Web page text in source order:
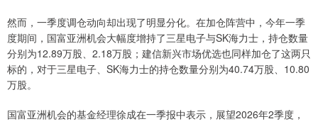
然而，一季度调仓动向却出现了明显分化。在加仓阵营中，今年一季
度期间，国富亚洲机会大幅度增持了三星电子与SK海力士，持仓数量
分别为12.89万股、2.18万股；建信新兴市场优选也同样加仓了这两只
标的，对于三星电子、SK海力士的持仓数量分别为40.74万股、10.80
万股。
国富亚洲机会的基金经理徐成在一季报中表示，展望2026年2季度，